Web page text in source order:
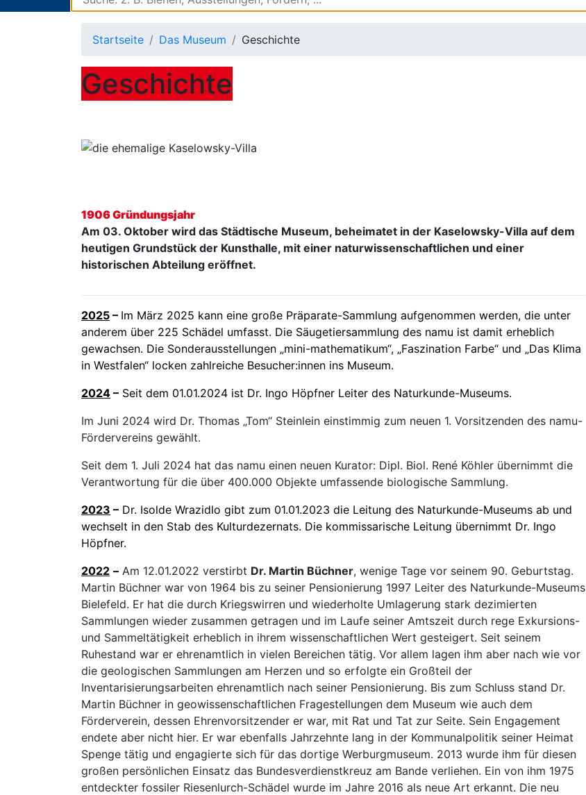
Startseite Das Museum Geschichte
Geschichte
1906 Gründungsjahr
Am 03. Oktober wird das Städtische Museum, beheimatet in der Kaselowsky-Villa auf dem
heutigen Grundstück der Kunsthalle, mit einer naturwissenschaftlichen und einer
historischen Abteilung eröffnet.
2025 – Im März 2025 kann eine große Präparate-Sammlung aufgenommen werden, die unter
anderem über 225 Schädel umfasst. Die Säugetiersammlung des namu ist damit erheblich
gewachsen. Die Sonderausstellungen „mini-mathematikum“, „Faszination Farbe“ und „Das Klima
in Westfalen“ locken zahlreiche Besucher:innen ins Museum.
2024 – Seit dem 01.01.2024 ist Dr. Ingo Höpfner Leiter des Naturkunde-Museums.
Im Juni 2024 wird Dr. Thomas „Tom“ Steinlein einstimmig zum neuen 1. Vorsitzenden des namu-
Fördervereins gewählt.
Seit dem 1. Juli 2024 hat das namu einen neuen Kurator: Dipl. Biol. René Köhler übernimmt die
Verantwortung für die über 400.000 Objekte umfassende biologische Sammlung.
2023 – Dr. Isolde Wrazidlo gibt zum 01.01.2023 die Leitung des Naturkunde-Museums ab und
wechselt in den Stab des Kulturdezernats. Die kommissarische Leitung übernimmt Dr. Ingo
Höpfner.
2022 – Am 12.01.2022 verstirbt Dr. Martin Büchner, wenige Tage vor seinem 90. Geburtstag.
Martin Büchner war von 1964 bis zu seiner Pensionierung 1997 Leiter des Naturkunde-Museums
Bielefeld. Er hat die durch Kriegswirren und wiederholte Umlagerung stark dezimierten
Sammlungen wieder zusammen getragen und im Laufe seiner Amtszeit durch rege Exkursions-
und Sammeltätigkeit erheblich in ihrem wissenschaftlichen Wert gesteigert. Seit seinem
Ruhestand war er ehrenamtlich in vielen Bereichen tätig. Vor allem lagen ihm aber nach wie vor
die geologischen Sammlungen am Herzen und so erfolgte ein Großteil der
Inventarisierungsarbeiten ehrenamtlich nach seiner Pensionierung. Bis zum Schluss stand Dr.
Martin Büchner in geowissenschaftlichen Fragestellungen dem Museum wie auch dem
Förderverein, dessen Ehrenvorsitzender er war, mit Rat und Tat zur Seite. Sein Engagement
endete aber nicht hier. Er war ebenfalls Jahrzehnte lang in der Kommunalpolitik seiner Heimat
Spenge tätig und engagierte sich für das dortige Werburgmuseum. 2013 wurde ihm für diesen
großen persönlichen Einsatz das Bundesverdienstkreuz am Bande verliehen. Ein von ihm 1975
entdeckter fossiler Riesenlurch-Schädel wurde im Jahre 2016 als neue Art erkannt. Die neu